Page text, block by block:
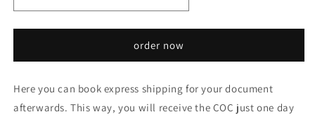
order now
Here you can book express shipping for your document
afterwards. This way, you will receive the COC just one day